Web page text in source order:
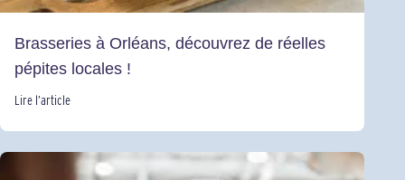
Brasseries à Orléans, découvrez de réelles
pépites locales !
Lire l’article